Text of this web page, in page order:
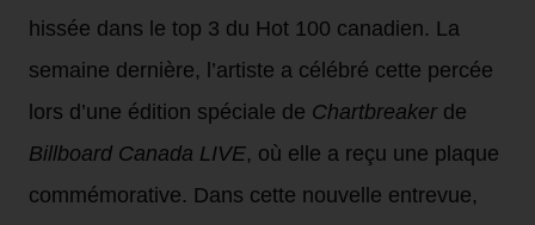
hissée dans le top 3 du Hot 100 canadien. La
semaine dernière, l’artiste a célébré cette percée
lors d’une édition spéciale de Chartbreaker de
Billboard Canada LIVE, où elle a reçu une plaque
commémorative. Dans cette nouvelle entrevue,